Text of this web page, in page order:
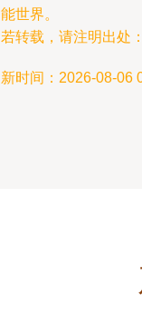
世界。
转载，请注明出处
时间：2026-08-06